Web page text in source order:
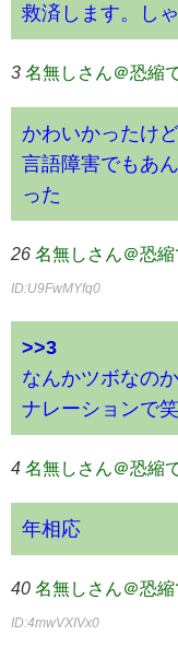
救済します。し
3 名無しさん＠恐縮
かわいかったけど
言語障害でもあ
った
26 名無しさん＠恐縮
ID:U9FwMYfq0
>>3
なんかツボなのか
ナレーションで
4 名無しさん＠恐縮
年相応
40 名無しさん＠恐縮
ID:4mwVXIVx0